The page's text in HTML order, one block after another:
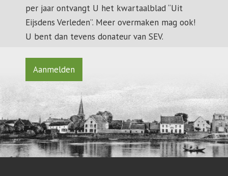
per jaar ontvangt U het kwartaalblad “Uit
Eijsdens Verleden”. Meer overmaken mag ook!
U bent dan tevens donateur van SEV.
Aanmelden